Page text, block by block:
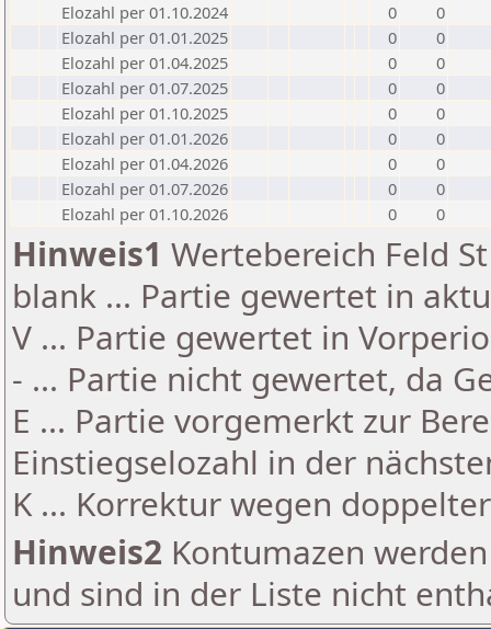
Elozahl per 01.10.2024
0
0
Elozahl per 01.01.2025
0
0
Elozahl per 01.04.2025
0
0
Elozahl per 01.07.2025
0
0
Elozahl per 01.10.2025
0
0
Elozahl per 01.01.2026
0
0
Elozahl per 01.04.2026
0
0
Elozahl per 01.07.2026
0
0
Elozahl per 01.10.2026
0 0
Hinweis1 Wertebereich Feld
blank ... Partie gewertet in
V ... Partie gewertet in
- ... Partie nicht gewertet, da
E ... Partie vorgemerkt zur
Einstiegselozahl in der
K ... Korrektur wegen
Hinweis2 Kontumazen
und sind in der Liste nicht